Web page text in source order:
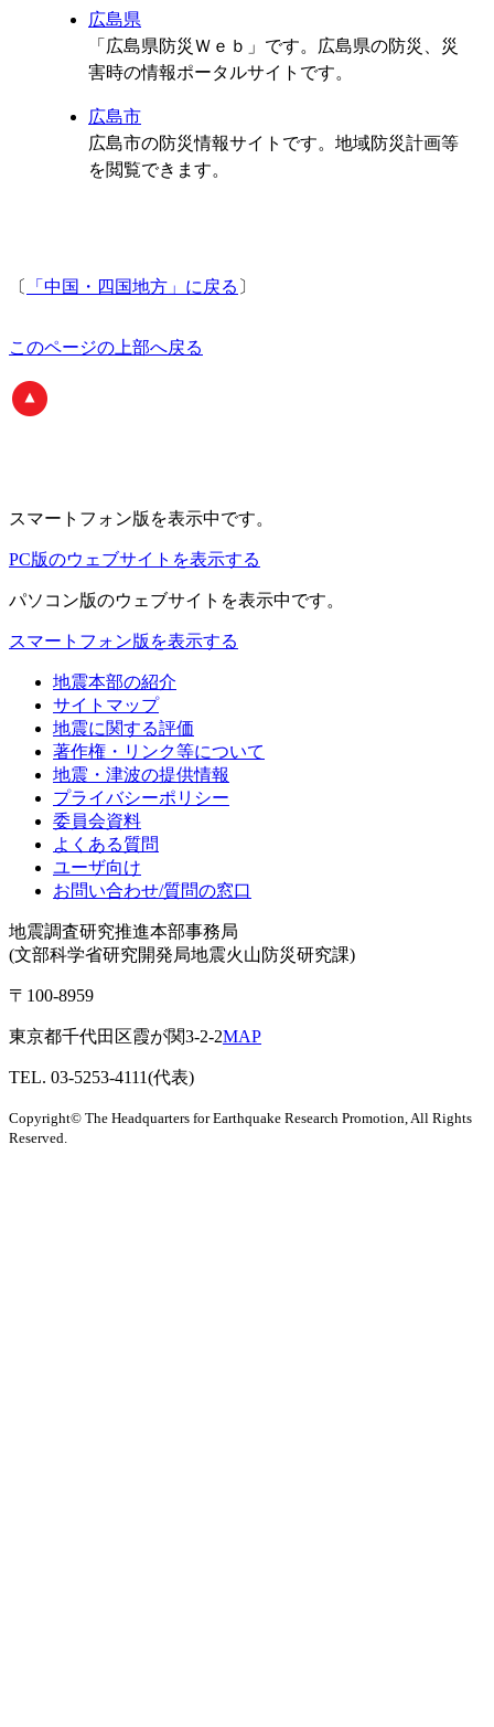
広島県
「広島県防災Ｗｅｂ」です。広島県の防災、災
害時の情報ポータルサイトです。
広島市
広島市の防災情報サイトです。地域防災計画等
を閲覧できます。
〔 「中国・四国地方」に戻る 〕
このページの上部へ戻る
スマートフォン版 を表示中です。
PC版のウェブサイトを表示する
パソコン版のウェブサイトを表示中です。
スマートフォン版を表示する
地震本部の紹介
サイトマップ
地震に関する評価
著作権・リンク等について
地震・津波の提供情報
プライバシーポリシー
委員会資料
よくある質問
ユーザ向け
お問い合わせ/質問の窓口
地震調査研究推進本部事務局
(文部科学省研究開発局地震火山防災研究課)
〒100-8959
東京都千代田区霞が関3-2-2MAP
TEL. 03-5253-4111(代表)
Copyright© The Headquarters for Earthquake Research Promotion, All Rights
Reserved.